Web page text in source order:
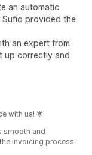
an automatic
provided the
an expert from
up correctly and
with us! 🌟
smooth and
invoicing process